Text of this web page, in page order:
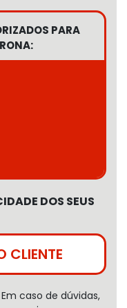
PARA
DOS SEUS
CLIENTE
caso de dúvidas,